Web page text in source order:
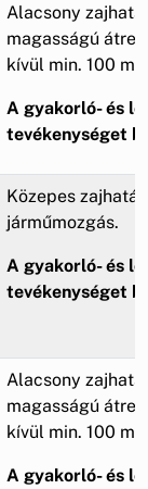
Alacsony
magasságú
kívül min. 100 m).
A gyakorló- és
tevékenységet
Közepes
járműmozgás.
A gyakorló- és
tevékenységet
Alacsony
magasságú
kívül min. 100 m).
A gyakorló- és